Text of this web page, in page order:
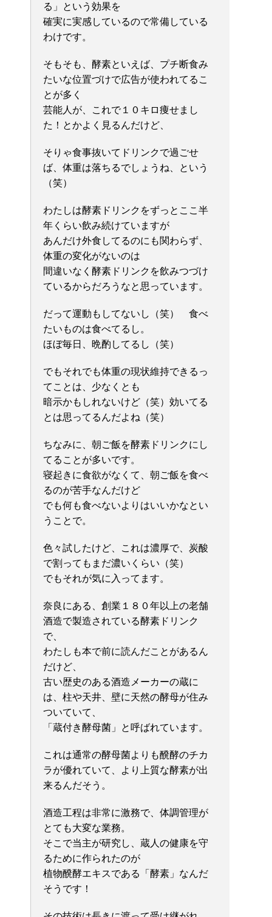
る」という効果を
確実に実感しているので常備している
わけです。
そもそも、酵素といえば、プチ断食み
たいな位置づけで広告が使われてるこ
とが多く
芸能人が、これで１０キロ痩せまし
た！とかよく見るんだけど、
そりゃ食事抜いてドリンクで過ごせ
ば、体重は落ちるでしょうね、という
（笑）
わたしは酵素ドリンクをずっとここ半
年くらい飲み続けていますが
あんだけ外食してるのにも関わらず、
体重の変化がないのは
間違いなく酵素ドリンクを飲みつづけ
ているからだろうなと思っています。
だって運動もしてないし（笑） 食べ
たいものは食べてるし。
ほぼ毎日、晩酌してるし（笑）
でもそれでも体重の現状維持できるっ
てことは、少なくとも
暗示かもしれないけど（笑）効いてる
とは思ってるんだよね（笑）
ちなみに、朝ご飯を酵素ドリンクにし
てることが多いです。
寝起きに食欲がなくて、朝ご飯を食べ
るのが苦手なんだけど
でも何も食べないよりはいいかなとい
うことで。
色々試したけど、これは濃厚で、炭酸
で割ってもまだ濃いくらい（笑）
でもそれが気に入ってます。
奈良にある、創業１８０年以上の老舗
酒造で製造されている酵素ドリンク
で、
わたしも本で前に読んだことがあるん
だけど、
古い歴史のある酒造メーカーの蔵に
は、柱や天井、壁に天然の酵母が住み
ついていて、
「蔵付き酵母菌」と呼ばれています。
これは通常の酵母菌よりも醗酵のチカ
ラが優れていて、より上質な酵素が出
来るんだそう。
酒造工程は非常に激務で、体調管理が
とても大変な業務。
そこで当主が研究し、蔵人の健康を守
るために作られたのが
植物醗酵エキスである「酵素」なんだ
そうです！